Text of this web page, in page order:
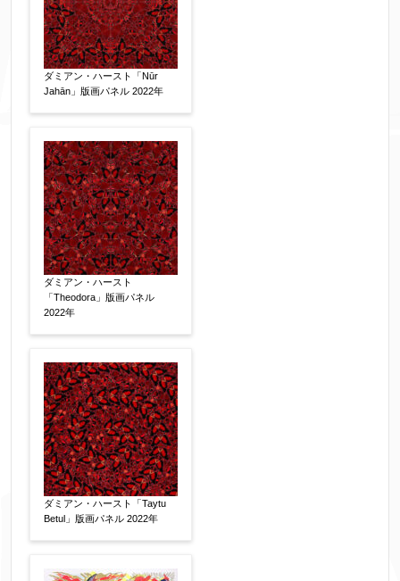
り暗号化して送信されます。
ダミアン・ハースト「Nūr
Jahān」版画パネル 2022年
ダミアン・ハースト
「Theodora」版画パネル
2022年
ダミアン・ハースト「Taytu
Betul」版画パネル 2022年